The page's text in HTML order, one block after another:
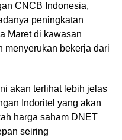
CNCB Indonesia,
peningkatan
Maret di kawasan
menyerukan bekerja dari
akan terlihat lebih jelas
Indoritel yang akan
harga saham DNET
seiring